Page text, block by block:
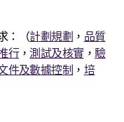
：（計劃規劃 ， 品質
行，測試及核實，驗
件及數據控制 ， 培